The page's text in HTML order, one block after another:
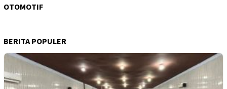
OTOMOTIF
BERITA POPULER